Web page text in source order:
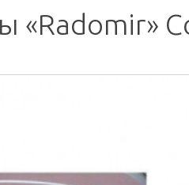
«Radomir»